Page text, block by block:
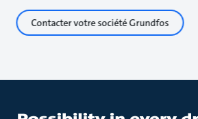
Contacter votre société Grundfos